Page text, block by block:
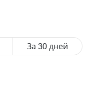
За 30 дней